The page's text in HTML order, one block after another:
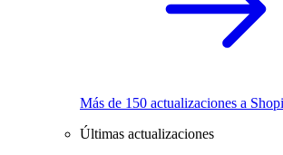
Más de 150 actualizaciones a
Últimas actualizaciones